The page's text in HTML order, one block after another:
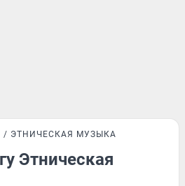
ЭТНИЧЕСКАЯ МУЗЫКА
Этническая